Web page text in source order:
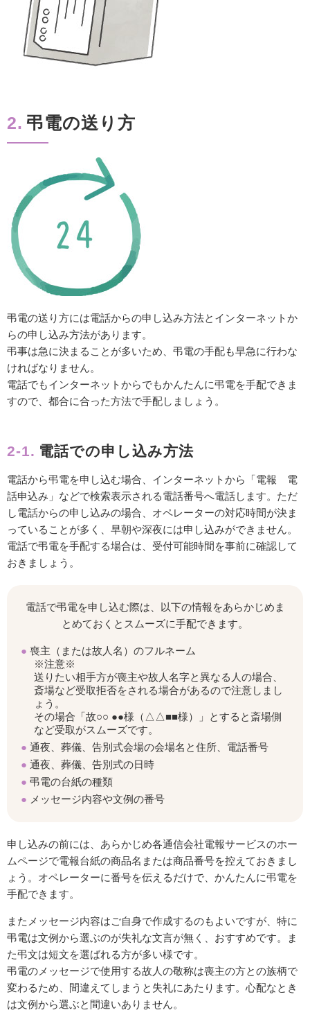
2. 弔電の送り方
弔電の送り方には電話からの申し込み方法とインターネットか
らの申し込み方法があります。
弔事は急に決まることが多いため、弔電の手配も早急に行わな
ければなりません。
電話でもインターネットからでもかんたんに弔電を手配できま
すので、都合に合った方法で手配しましょう。
2-1. 電話での申し込み方法
電話から弔電を申し込む場合、インターネットから「電報 電
話申込み」などで検索表示される電話番号へ電話します。ただ
し電話からの申し込みの場合、オペレーターの対応時間が決ま
っていることが多く、早朝や深夜には申し込みができません。
電話で弔電を手配する場合は、受付可能時間を事前に確認して
おきましょう。
電話で弔電を申し込む際は、以下の情報をあらかじめま
とめておくとスムーズに手配できます。
喪主（または故人名）のフルネーム
※注意※
送りたい相手方が喪主や故人名字と異なる人の場合、
斎場など受取拒否をされる場合があるので注意しまし
ょう。
その場合「故○○ ●●様（△△■■様）」とすると斎場側
など受取がスムーズです。
通夜、葬儀、告別式会場の会場名と住所、電話番号
通夜、葬儀、告別式の日時
弔電の台紙の種類
メッセージ内容や文例の番号
申し込みの前には、あらかじめ各通信会社電報サービスのホー
ムページで電報台紙の商品名または商品番号を控えておきまし
ょう。オペレーターに番号を伝えるだけで、かんたんに弔電を
手配できます。
またメッセージ内容はご自身で作成するのもよいですが、特に
弔電は文例から選ぶのが失礼な文言が無く、おすすめです。ま
た弔文は短文を選ばれる方が多い様です。
弔電のメッセージで使用する故人の敬称は喪主の方との族柄で
変わるため、間違えてしまうと失礼にあたります。心配なとき
は文例から選ぶと間違いありません。